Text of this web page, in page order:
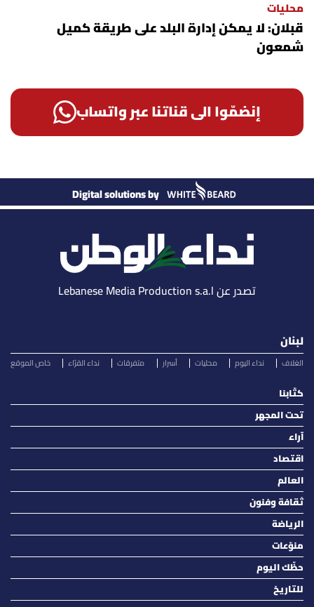
محليات
قبلان: لا يمكن إدارة البلد على طريقة كميل
شمعون
إنضمّوا الى قناتنا عبر واتساب
Digital solutions by
تصدر عن Lebanese Media Production s.a.l
لبنان
الغلاف نداء اليوم محليات أسرار متفرقات نداء القرّاء خاص الموقع
كتّابنا
تحت المجهر
آراء
اقتصاد
العالم
ثقافة وفنون
الرياضة
منوّعات
حظّك اليوم
للتاريخ